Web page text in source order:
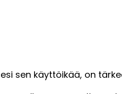
sen käyttöikää, on